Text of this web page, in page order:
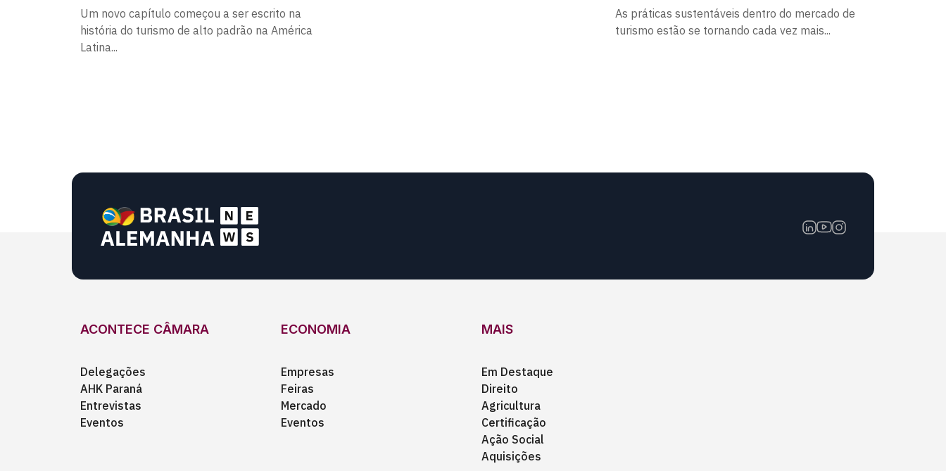
Um novo capítulo começou a ser escrito na
história do turismo de alto padrão na América
Latina...
As práticas sustentáveis dentro do mercado de
turismo estão se tornando cada vez mais...
ACONTECE CÂMARA
Delegações
AHK Paraná
Entrevistas
Eventos
ECONOMIA
Empresas
Feiras
Mercado
Eventos
MAIS
Em Destaque
Direito
Agricultura
Certificação
Ação Social
Aquisições